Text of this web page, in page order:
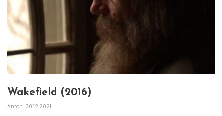
Wakefield (2016)
Anton 30.12.2021